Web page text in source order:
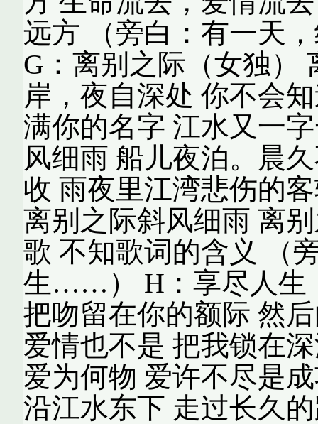
远方 （旁白：有一天
G：离别之际（女独）
岸，夜自深处 你不会
满你的名字 江水又一
风细雨 船儿夜泊。晨
收 雨夜里江湾悲伤的
离别之际斜风细雨 离
歌 不知歌词的含义 （
生……） H：享尽人生
把吻留在你的额际 然
爱情也不是 把我锁在
爱为何物 爱许不尽是
沿江水东下 走过长久